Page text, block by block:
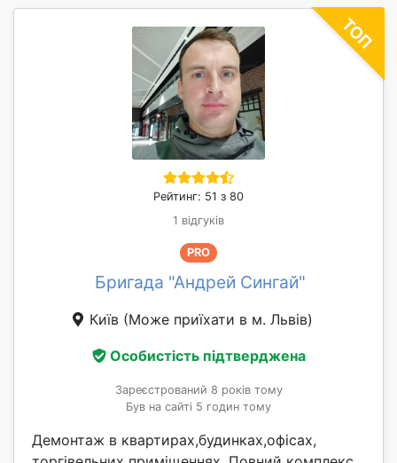
Рейтинг: 51 з 80
1 відгуків
PRO
Бригада "Андрей Сингай"
Київ (Може приїхати в м. Львів)
Особистість підтверджена
Зареєстрований 8 років тому
Був на сайті 5 годин тому
Демонтаж в квартирах,будинках,офісах,